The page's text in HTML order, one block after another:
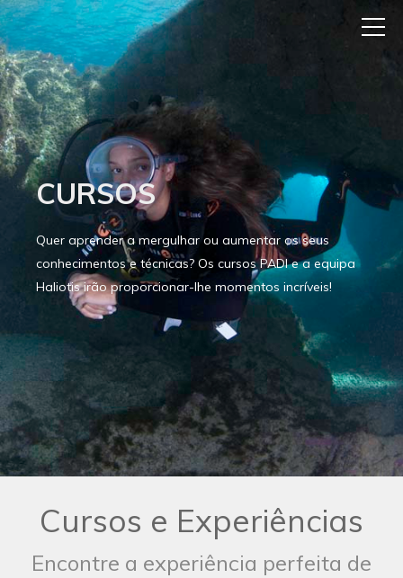
CURSOS
Quer aprender a mergulhar ou aumentar os seus
conhecimentos e técnicas? Os cursos PADI e a equipa
Haliotis irão proporcionar-lhe momentos incríveis!
Cursos e Experiências
Encontre a experiência perfeita de